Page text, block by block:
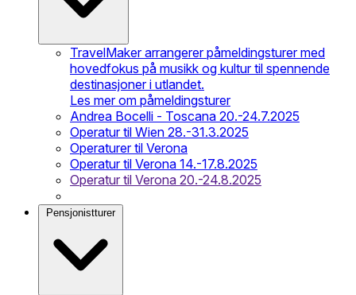
TravelMaker arrangerer påmeldingsturer med
hovedfokus på musikk og kultur til spennende
destinasjoner i utlandet.
Les mer om påmeldingsturer
Andrea Bocelli - Toscana 20.-24.7.2025
Operatur til Wien 28.-31.3.2025
Operaturer til Verona
Operatur til Verona 14.-17.8.2025
Operatur til Verona 20.-24.8.2025
Pensjonistturer